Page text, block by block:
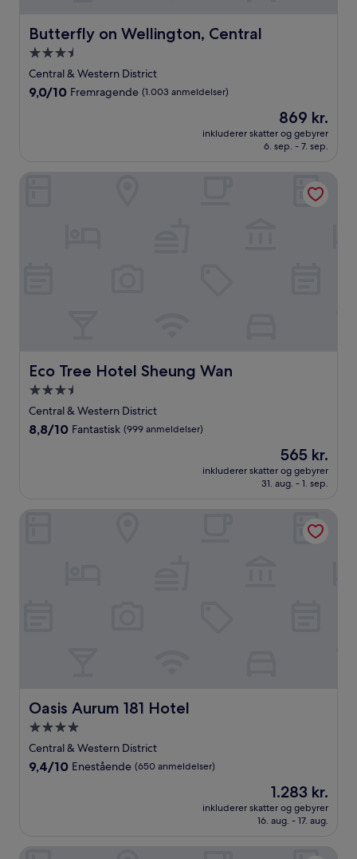
Butterfly on Wellington, Central
Butterfly on Wellington, Central
3.5-
stjernet
overnatningssted
Central & Western District
9.0
anmeldelser)
9,0/10 Fremragende (1.003 anmeldelser)
Prisen
er
869 kr.
869 kr.
inkluderer skatter og gebyrer
6. sep. - 7. sep.
Eco Tree Hotel Sheung Wan
Eco Tree Hotel Sheung Wan
3.5-
stjernet
overnatningssted
Central & Western District
8.8
anmeldelser)
8,8/10 Fantastisk (999 anmeldelser)
Prisen
er
565 kr.
565 kr.
inkluderer skatter og gebyrer
31. aug. - 1. sep.
Oasis Aurum 181 Hotel
Oasis Aurum 181 Hotel
4.0-
stjernet
overnatningssted
Central & Western District
9.4
anmeldelser)
9,4/10 Enestående (650 anmeldelser)
Prisen
er
1.283 kr.
1.283 kr.
inkluderer skatter og gebyrer
16. aug. - 17. aug.